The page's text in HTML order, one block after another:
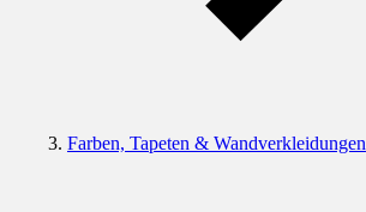
Farben, Tapeten & Wandverkleidungen